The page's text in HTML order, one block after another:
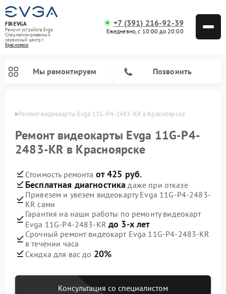
FIX-EVGA
Ремонт устройств Evga
Специализированный
cервисный центр г.
Красноярск
+7 (391) 216-92-39
Ежедневно, с 10:00 до 20:00
Мы ремонтируем Позвонить
Ремонт видеокарты Evga 11G-P4-2483-KR в Красноярске
Ремонт видеокарты Evga 11G-P4-
2483-KR в Красноярске
Стоимость ремонта от 425 руб.
Бесплатная диагностика даже при отказе
Привезем и увезем видеокарту Evga 11G-P4-2483-
KR сами
Гарантия на наши работы по ремонту видеокарт
Evga 11G-P4-2483-KR до 3-х лет
Срочный ремонт видеокарт Evga 11G-P4-2483-KR
в течении часа
Скидка для вас до 20%
Консультация со специалистом